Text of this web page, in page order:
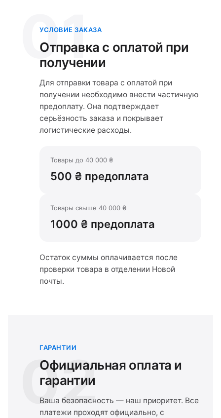
01
УСЛОВИЕ ЗАКАЗА
Отправка с оплатой при
получении
Для отправки товара с оплатой при
получении необходимо внести частичную
предоплату. Она подтверждает
серьёзность заказа и покрывает
логистические расходы.
Товары до 40 000 ₴
500 ₴ предоплата
Товары свыше 40 000 ₴
1000 ₴ предоплата
Остаток суммы оплачивается после
проверки товара в отделении Новой
почты.
02
ГАРАНТИИ
Официальная оплата и
гарантии
Ваша безопасность — наш приоритет. Все
платежи проходят официально, с